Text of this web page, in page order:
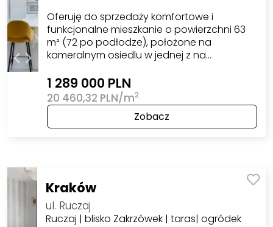
Oferuję do sprzedaży komfortowe i
funkcjonalne mieszkanie o powierzchni 63
m² (72 po podłodze), położone na
kameralnym osiedlu w jednej z na…
1 289 000 PLN
20 460,32 PLN/m2
Zobacz
Kraków
ul. Ruczaj
Ruczaj | blisko Zakrzówek | taras| ogródek